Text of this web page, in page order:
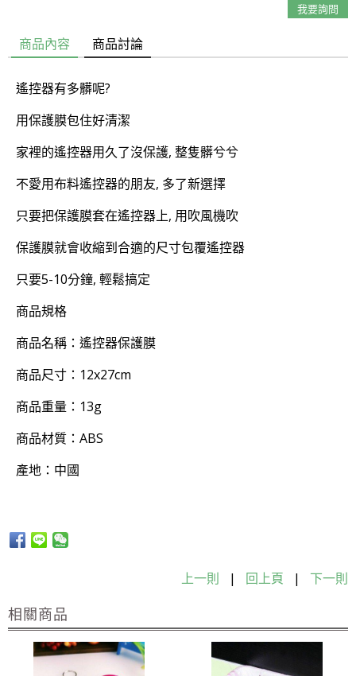
我要詢問
商品內容 商品討論
遙控器有多髒呢?
用保護膜包住好清潔
家裡的遙控器用久了沒保護, 整隻髒兮兮
不愛用布料遙控器的朋友, 多了新選擇
只要把保護膜套在遙控器上, 用吹風機吹
保護膜就會收縮到合適的尺寸包覆遙控器
只要5-10分鐘, 輕鬆搞定
商品規格
商品名稱：遙控器保護膜
商品尺寸：12x27cm
商品重量：13g
商品材質：ABS
產地：中國
上一則 | 回上頁 | 下一則
相關商品